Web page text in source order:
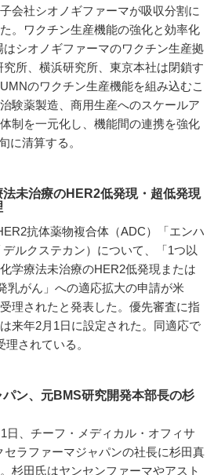
会社シオノギファーマが吸収分割に
。ワクチン生産機能の強化と効率化
シオノギファーマのワクチン生産拠
所、横浜研究所、東京本社は閉鎖す
のワクチン生産機能を組み込むこ
験薬製造、商用生産へのスケールア
制を一元化し、機能間の連携を強化
に清算する。
法未治療のHER2低発現・超低発現
抗体薬物複合体（ADC）「エンハ
ルクステカン）について、「1つ以
学療法未治療のHER2低発現または
乳がん」への適応拡大の申請が米
理されたと発表した。優先審査に指
来年2月1日に設定された。同適応で
されている。
ン、元BMS研究開発本部長の杉
日、チーフ・メディカル・オフィサ
ラファーマジャパンの社長に杉田真
杉田氏はヤンセンファーマやアスト